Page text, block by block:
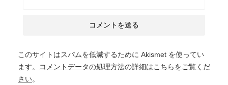
このサイトはスパムを低減するために Akismet を使ってい
ます。
コメントデータの処理方法の詳細はこちらをご覧くだ
さい。